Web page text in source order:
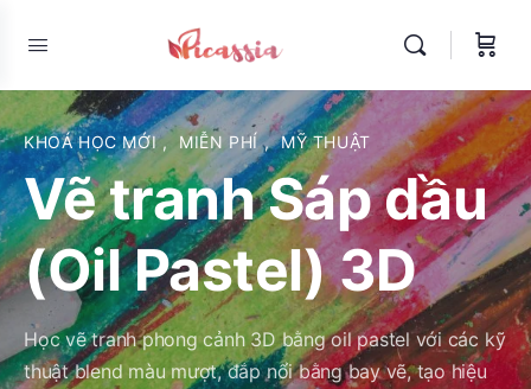
KHOÁ HỌC MỚI, MIỄN PHÍ, MỸ THUẬT
Vẽ tranh Sáp dầu
(Oil Pastel) 3D
Học vẽ tranh phong cảnh 3D bằng oil pastel với các kỹ
thuật blend màu mượt, đắp nổi bằng bay vẽ, tạo hiệu